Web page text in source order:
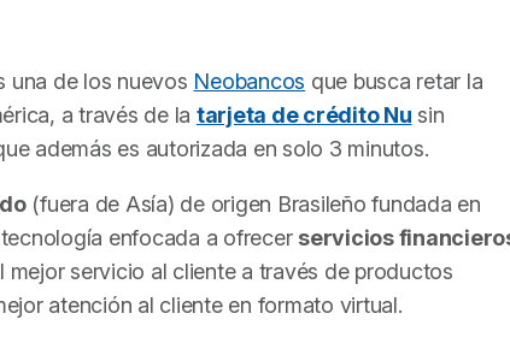
una de los nuevos Neobancos que busca retar la
a través de la tarjeta de crédito Nu sin
además es autorizada en solo 3 minutos.
(fuera de Asía) de origen Brasileño fundada en
enfocada a ofrecer servicios
servicio al cliente a través de productos
atención al cliente en formato virtual.